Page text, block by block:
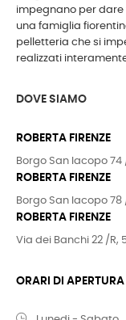
impegnano per dare
una famiglia
pelletteria che si
realizzati
DOVE SIAMO
ROBERTA FIRENZE
Borgo San Iacopo 74
ROBERTA FIRENZE
Borgo San Iacopo 78
ROBERTA FIRENZE
Via dei Banchi 22 /R,
ORARI DI APERTURA